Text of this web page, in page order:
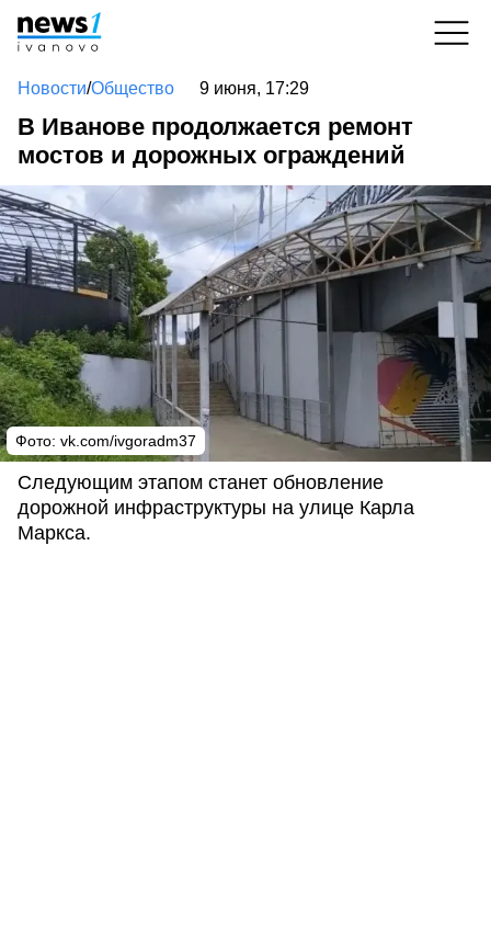
Новости/Общество 9 июня, 17:29
В Иванове продолжается ремонт
мостов и дорожных ограждений
Фото: vk.com/ivgoradm37
Следующим этапом станет обновление
дорожной инфраструктуры на улице Карла
Маркса.